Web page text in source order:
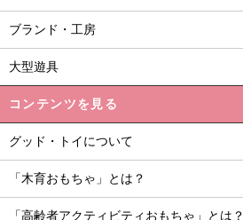
ブランド・工房
大型遊具
コンテンツを見る
グッド・トイについて
「木育おもちゃ」とは？
「高齢者アクティビティおもちゃ」とは？